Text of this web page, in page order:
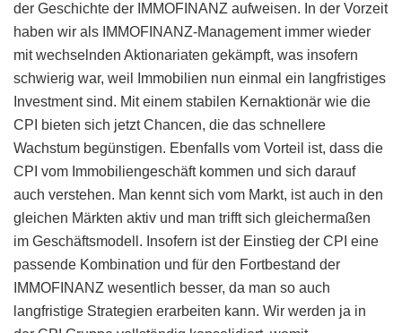
der Geschichte der IMMOFINANZ aufweisen. In der Vorzeit
haben wir als IMMOFINANZ-Management immer wieder
mit wechselnden Aktionariaten gekämpft, was insofern
schwierig war, weil Immobilien nun einmal ein langfristiges
Investment sind. Mit einem stabilen Kernaktionär wie die
CPI bieten sich jetzt Chancen, die das schnellere
Wachstum begünstigen. Ebenfalls vom Vorteil ist, dass die
CPI vom Immobiliengeschäft kommen und sich darauf
auch verstehen. Man kennt sich vom Markt, ist auch in den
gleichen Märkten aktiv und man trifft sich gleichermaßen
im Geschäftsmodell. Insofern ist der Einstieg der CPI eine
passende Kombination und für den Fortbestand der
IMMOFINANZ wesentlich besser, da man so auch
langfristige Strategien erarbeiten kann. Wir werden ja in